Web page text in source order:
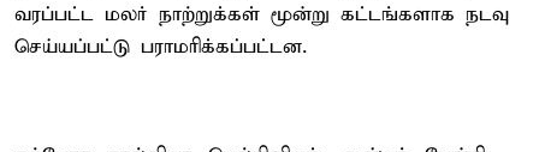
வரப்பட்ட மலர் நாற்றுக்கள் மூன்று கட்டங்களாக நடவு
செய்யப்பட்டு பராமரிக்கப்பட்டன.